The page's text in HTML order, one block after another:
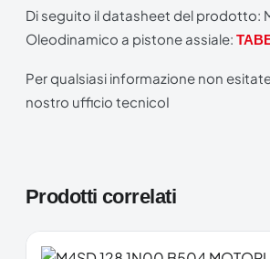
Di seguito il datasheet del prodotto:
Oleodinamico a pistone assiale:
Per qualsiasi informazione non
nostro ufficio tecnicoI
Prodotti correlati